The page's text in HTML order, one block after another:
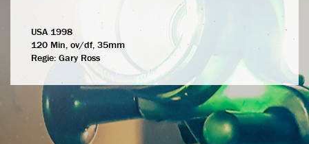
USA 1998
120 Min, ov/df, 35mm
Regie: Gary Ross